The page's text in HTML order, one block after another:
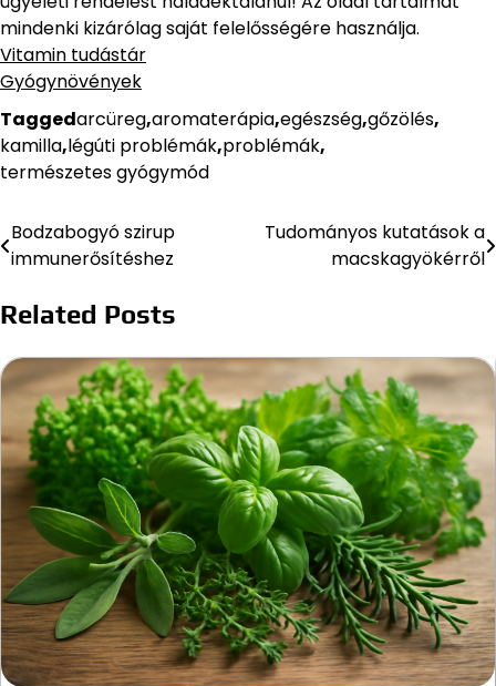
mindenki kizárólag saját felelősségére használja.
Vitamin tudástár
Gyógynövények
Taggedarcüreg,aromaterápia,egészség,gőzölés,
kamilla,légúti problémák,problémák,
természetes gyógymód
Bejegyzés
Bodzabogyó szirup
immunerősítéshez
Tudományos kutatások a
macskagyökérről
Related Posts